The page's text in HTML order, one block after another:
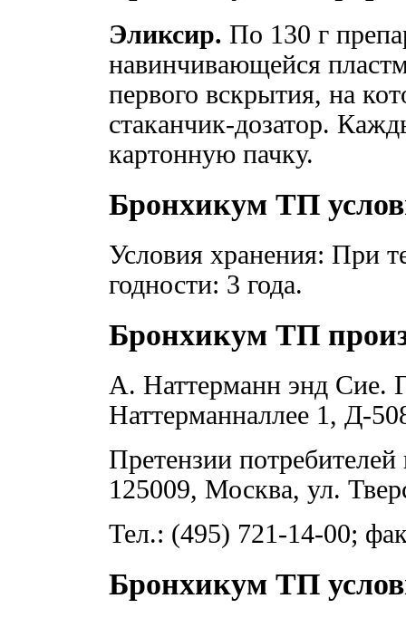
Эликсир. По 130 г
навинчивающейся
первого вскрытия, на
стаканчик-дозатор.
картонную пачку.
Бронхикум ТП
Условия хранения: При
годности: 3 года.
Бронхикум ТП
А. Наттерманн энд Сие.
Наттерманналлее 1, Д-
Претензии
125009, Москва, ул.
Тел.: (495) 721-14-00;
Бронхикум ТП